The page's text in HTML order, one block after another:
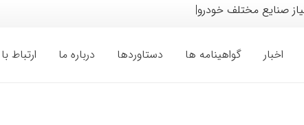
صنایع مختلف خودرو، لوازم خ
اخبار گواهینامه ها دستاوردها درباره ما ارتباط